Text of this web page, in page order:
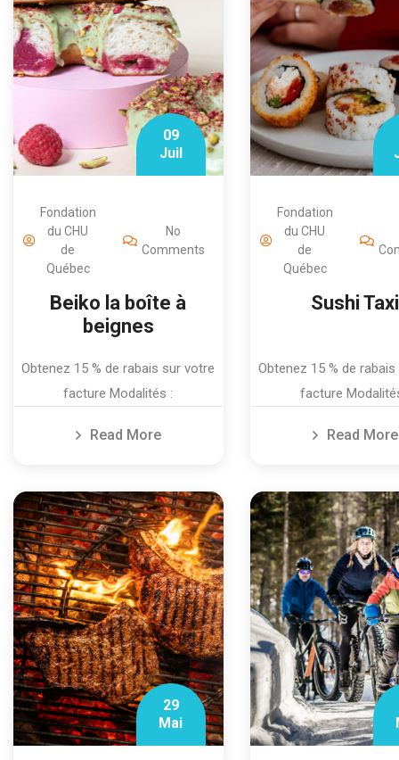
09
Juil
Fondation
du CHU
de
Québec
No
Comments
Beiko la boîte à
beignes
Obtenez 15 % de rabais sur votre
facture Modalités :
Read More
Fondation
du CHU
de
Québec
Sushi Taxi
Obtenez 15 % de
facture
Read More
29
Mai